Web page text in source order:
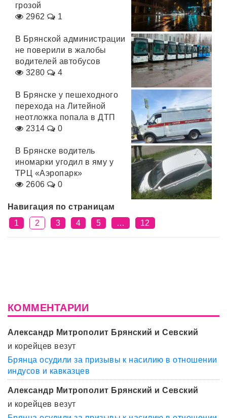
грозой
2962
1
В Брянской администрации
не поверили в жалобы
водителей автобусов
3280
4
В Брянске у пешеходного
перехода на Литейной
неотложка попала в ДТП
2314
0
В Брянске водитель
иномарки угодил в яму у
ТРЦ «Аэропарк»
2606
0
Навигация по страницам
1
2 3 4 5 … 12
КОММЕНТАРИИ
Александр Митрополит Брянский и Севский
и корейцев везут
Брянца осудили за призывы к насилию в отношении
индусов и кавказцев
Александр Митрополит Брянский и Севский
и корейцев везут